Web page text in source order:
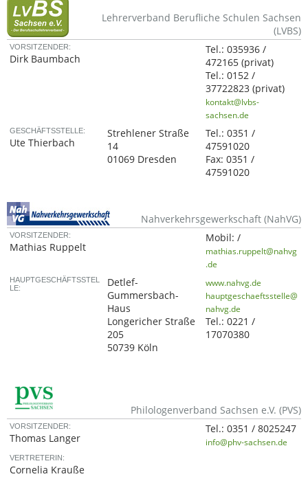
Lehrerverband Berufliche Schulen Sachsen
(LVBS)
VORSITZENDER:
Dirk Baumbach
Tel.:035936 /
472165(privat)
Tel.:0152 /
37722823(privat)
kontakt@lvbs-
sachsen.de
GESCHÄFTSSTELLE:
Ute Thierbach
Strehlener Straße
14
01069 Dresden
Tel.:0351 /
47591020
Fax:0351 /
47591020
Nahverkehrsgewerkschaft (NahVG)
VORSITZENDER:
Mathias Ruppelt
Mobil:/
mathias.ruppelt@nahvg
.de
HAUPTGESCHÄFTSSTEL
LE:
Detlef-
Gummersbach-
Haus
Longericher Straße
205
50739 Köln
www.nahvg.de
hauptgeschaeftsstelle@
nahvg.de
Tel.:0221 /
17070380
Philologenverband Sachsen e.V. (PVS)
VORSITZENDER:
Thomas Langer
Tel.:0351 / 8025247
info@phv-sachsen.de
VERTRETERIN:
Cornelia Krauße